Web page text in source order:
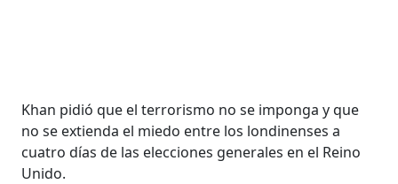
Khan pidió que el terrorismo no se imponga y que
no se extienda el miedo entre los londinenses a
cuatro días de las elecciones generales en el Reino
Unido.